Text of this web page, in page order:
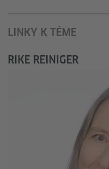
LINKY K TÉME
RIKE REINIGER